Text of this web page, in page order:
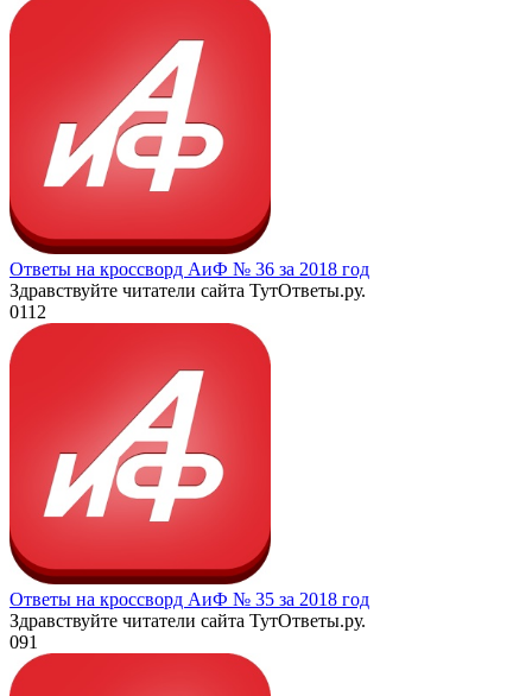
Ответы на кроссворд АиФ № 36 за 2018 год
Здравствуйте читатели сайта ТутОтветы.ру.
0112
Ответы на кроссворд АиФ № 35 за 2018 год
Здравствуйте читатели сайта ТутОтветы.ру.
091